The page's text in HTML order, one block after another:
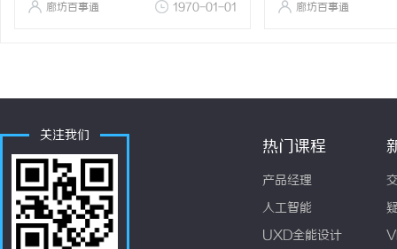
廊坊百事通 1970-01-01 廊坊百事通
关注我们
热门课程
产品经理
人工智能
UXD全能设计